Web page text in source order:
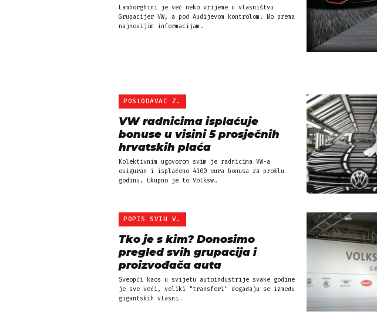
Lamborghini je već neko vrijeme u vlasništvu
Grupacijer VW, a pod Audijevom kontrolom. No prema
najnovijim informacijam…
POSLODAVAC ZA POŽELJETI
VW radnicima isplaćuje
bonuse u visini 5 prosječnih
hrvatskih plaća
Kolektivnim ugovorom svim je radnicima VW-a
osiguran i isplaćeno 4100 eura bonusa za prošlu
godinu. Ukupno je to Volksw…
POPIS SVIH VELIKANA
Tko je s kim? Donosimo
pregled svih grupacija i
proizvođača auta
Sveopći kaos u svijetu autoindustrije svake godine
je sve veći, veliki "transferi" događaju se između
gigantskih vlasni…